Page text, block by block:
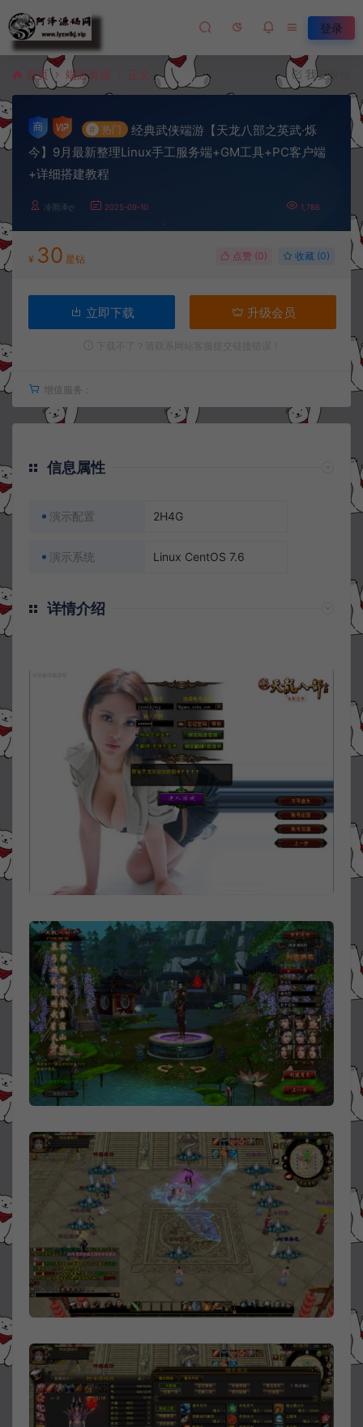
登录
首页 端游资源 正文 我要投稿
# 热门
经典武侠端游【天龙八部之英武·烁
今】9月最新整理Linux手工服务端+GM工具+PC客户端
+详细搭建教程
冷雨泽ღ 2025-09-10 1,786
¥ 30 星钻 点赞 (0) 收藏 (0)
立即下载 升级会员
增值服务：
信息属性
演示配置 2H4G
演示系统 Linux CentOS 7.6
详情介绍